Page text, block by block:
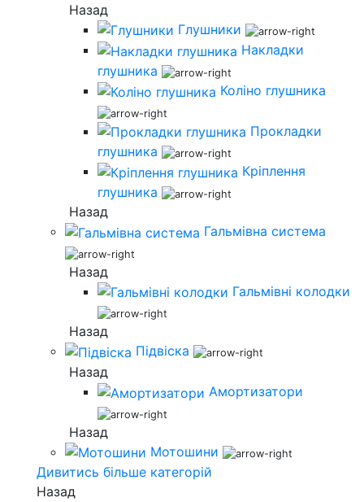
Назад
Глушники
Накладки
глушника
Коліно глушника
Прокладки
глушника
Кріплення
глушника
Назад
Гальмівна система
Назад
Гальмівні колодки
Назад
Підвіска
Назад
Амортизатори
Назад
Мотошини
Дивитись більше категорій
Назад